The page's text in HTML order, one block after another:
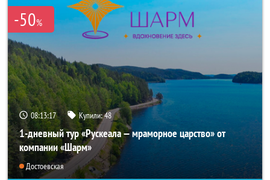
-50%
08:13:15 Купили:48
1-дневный тур «Рускеала — мраморное царство» от
компании «Шарм»
Достоевская